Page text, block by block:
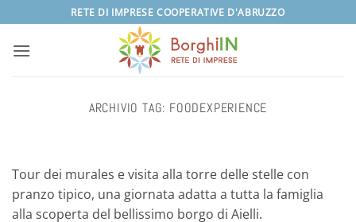
ai
contenuti
RETE DI IMPRESE COOPERATIVE D'ABRUZZO
ARCHIVIO TAG: FOODEXPERIENCE
Tour dei murales e visita alla torre delle stelle con
pranzo tipico, una giornata adatta a tutta la famiglia
alla scoperta del bellissimo borgo di Aielli.